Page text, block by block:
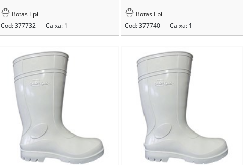
Botas Epi
Cod: 377732 - Caixa: 1
Botas Epi
Cod: 377740 - Caixa: 1